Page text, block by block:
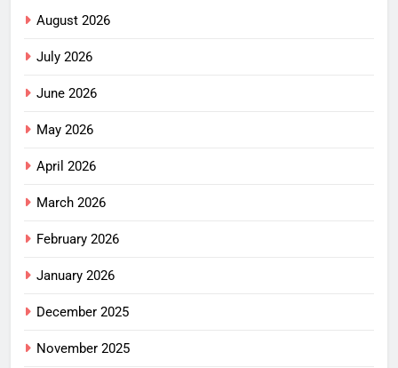
August 2026
July 2026
June 2026
May 2026
April 2026
March 2026
February 2026
January 2026
December 2025
November 2025